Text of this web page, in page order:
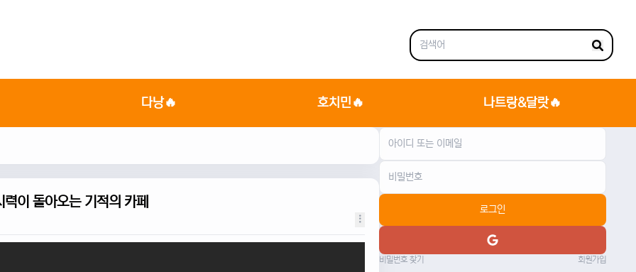
다낭🔥 호치민🔥 나트랑&달랏🔥
이 돌아오는 기적의 카페 로그인
비밀번호 찾기 회원가입